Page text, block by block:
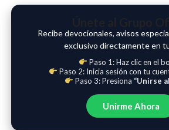
Recibe devocionales, avisos
exclusivo directamente en
Paso 1: Haz clic en el
Paso 2: Inicia sesión con tu
Paso 3: Presiona “Unirse
Unirme Ahora